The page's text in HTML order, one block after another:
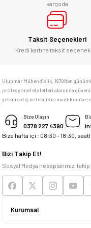
E... Ü... | 10/06/2026
Bosch marka alet alacaksam
adresim Ulupınar.com.tr
memnun kaldım
Deneyimini Paylaş
kargoda
Taksit Seçenekleri
Kredi kartına taksit
Ulupınar Mühendislik, 1978'den
profesyonel el aletleri alanında
yetkili satış ve teknik uzmanlık sunar;
Bize Ulaşın
0378 227 4390
Bize hafta içi : 08:30 - 18:30,
Bizi Takip Et!
Sosyal Medya hesaplarımızı
Kurumsal